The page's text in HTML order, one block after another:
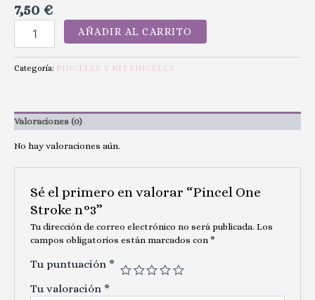
7,50 €
AÑADIR AL CARRITO
Categoría: PINCELES Y KIT PINCELES
Valoraciones (0)
No hay valoraciones aún.
Sé el primero en valorar “Pincel One
Stroke n°3”
Tu dirección de correo electrónico no será publicada. Los
campos obligatorios están marcados con *
Tu puntuación *
Tu valoración *